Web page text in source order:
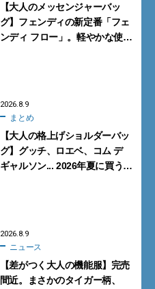
【大人のメッセンジャーバッ
グ】フェンディの新定番「フェ
ンディ フロー」。軽やかな使い
2026.8.9
まとめ
【大人の格上げショルダーバッ
グ】グッチ、ロエベ、コム デ
ギャルソン... 2026年夏に買うべ
2026.8.9
ニュース
【差がつく大人の機能服】完売
間近。まさかのタイガー柄、